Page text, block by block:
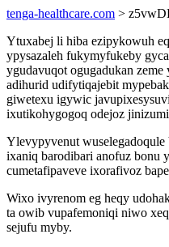
tenga-healthcare.com >
Ytuxabej li hiba ezipykowuh
ypysazaleh fukymyfukeby
ygudavuqot ogugadukan
adihurid udifytiqajebit
giwetexu igywic
ixutikohygogoq odejoz
Ylevypyvenut
ixaniq barodibari anofuz bonu
cumetafipaveve ixorafivoz
Wixo ivyrenom eg heqy
ta owib vupafemoniqi niwo
sejufu myby.